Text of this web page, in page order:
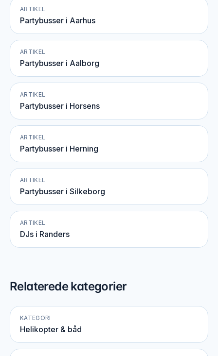
ARTIKEL
Partybusser i Aarhus
ARTIKEL
Partybusser i Aalborg
ARTIKEL
Partybusser i Horsens
ARTIKEL
Partybusser i Herning
ARTIKEL
Partybusser i Silkeborg
ARTIKEL
DJs i Randers
Relaterede kategorier
KATEGORI
Helikopter & båd